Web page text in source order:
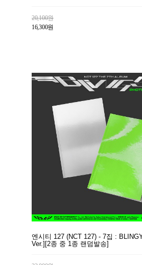
20,100원
16,300원
엔시티 127 (NCT 127) - 7집 :
Ver.][2종 중 1종 랜덤발송]